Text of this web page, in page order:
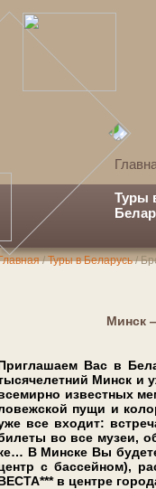
Туры
/Туры в Беларусь/
Минск
Вас в
Минск и
из­ве­ст­ных
пу­щи и
все вхо­дит:
во все му­зеи,
В Мин­ске Вы
с бассейном),
в центре